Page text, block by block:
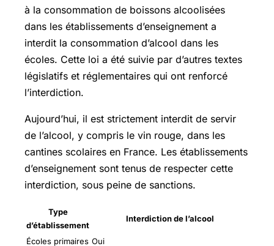
à la consommation de boissons alcoolisées
dans les établissements d’enseignement a
interdit la consommation d’alcool dans les
écoles. Cette loi a été suivie par d’autres textes
législatifs et réglementaires qui ont renforcé
l’interdiction.
Aujourd’hui, il est strictement interdit de servir
de l’alcool, y compris le vin rouge, dans les
cantines scolaires en France. Les établissements
d’enseignement sont tenus de respecter cette
interdiction, sous peine de sanctions.
Type
d’établissement
Interdiction de l’alcool
Écoles primaires Oui